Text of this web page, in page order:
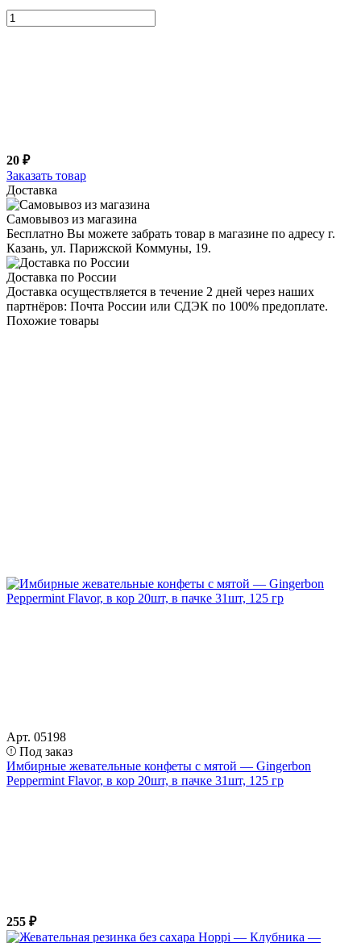
20 ₽
Заказать товар
Доставка
Самовывоз из магазина
Бесплатно Вы можете забрать товар в магазине по адресу г.
Казань, ул. Парижской Коммуны, 19.
Доставка по России
Доставка осуществляется в течение 2 дней через наших
партнёров: Почта России или СДЭК по 100% предоплате.
Похожие товары
Арт. 05198
Под заказ
Имбирные жевательные конфеты с мятой — Gingerbon
Peppermint Flavor, в кор 20шт, в пачке 31шт, 125 гр
255 ₽